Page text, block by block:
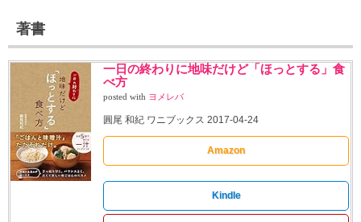
著書
一日の終わりに地味だけど「ほっとする」食
べ方
posted with ヨメレバ
圓尾 和紀 ワニブックス 2017-04-24
Amazon
Kindle